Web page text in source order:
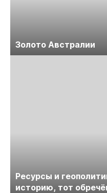
Золото Австралии
Ресурсы и
историю, тот